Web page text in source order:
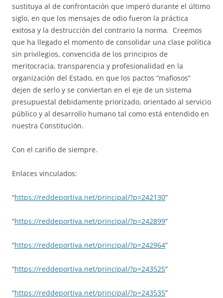
sustituya al de confrontación que imperó durante el último
siglo, en que los mensajes de odio fueron la práctica
exitosa y la destrucción del contrario la norma. Creemos
que ha llegado el momento de consolidar una clase política
sin privilegios, convencida de los principios de
meritocracia, transparencia y profesionalidad en la
organización del Estado, en que los pactos “mafiosos”
dejen de serlo y se conviertan en el eje de un sistema
presupuestal debidamente priorizado, orientado al servicio
público y al desarrollo humano tal como está entendido en
nuestra Constitución.
Con el cariño de siempre.
Enlaces vinculados:
“https://reddeportiva.net/principal/?p=242130”
“https://reddeportiva.net/principal/?p=242899”
“https://reddeportiva.net/principal/?p=242964”
“https://reddeportiva.net/principal/?p=243525”
“https://reddeportiva.net/principal/?p=243535”